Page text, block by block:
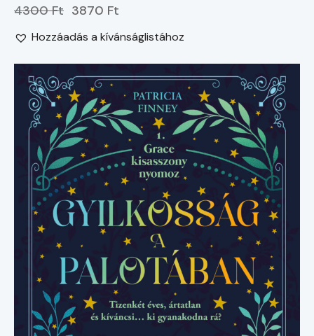
4300 Ft 3870 Ft
Hozzáadás a kívánságlistához